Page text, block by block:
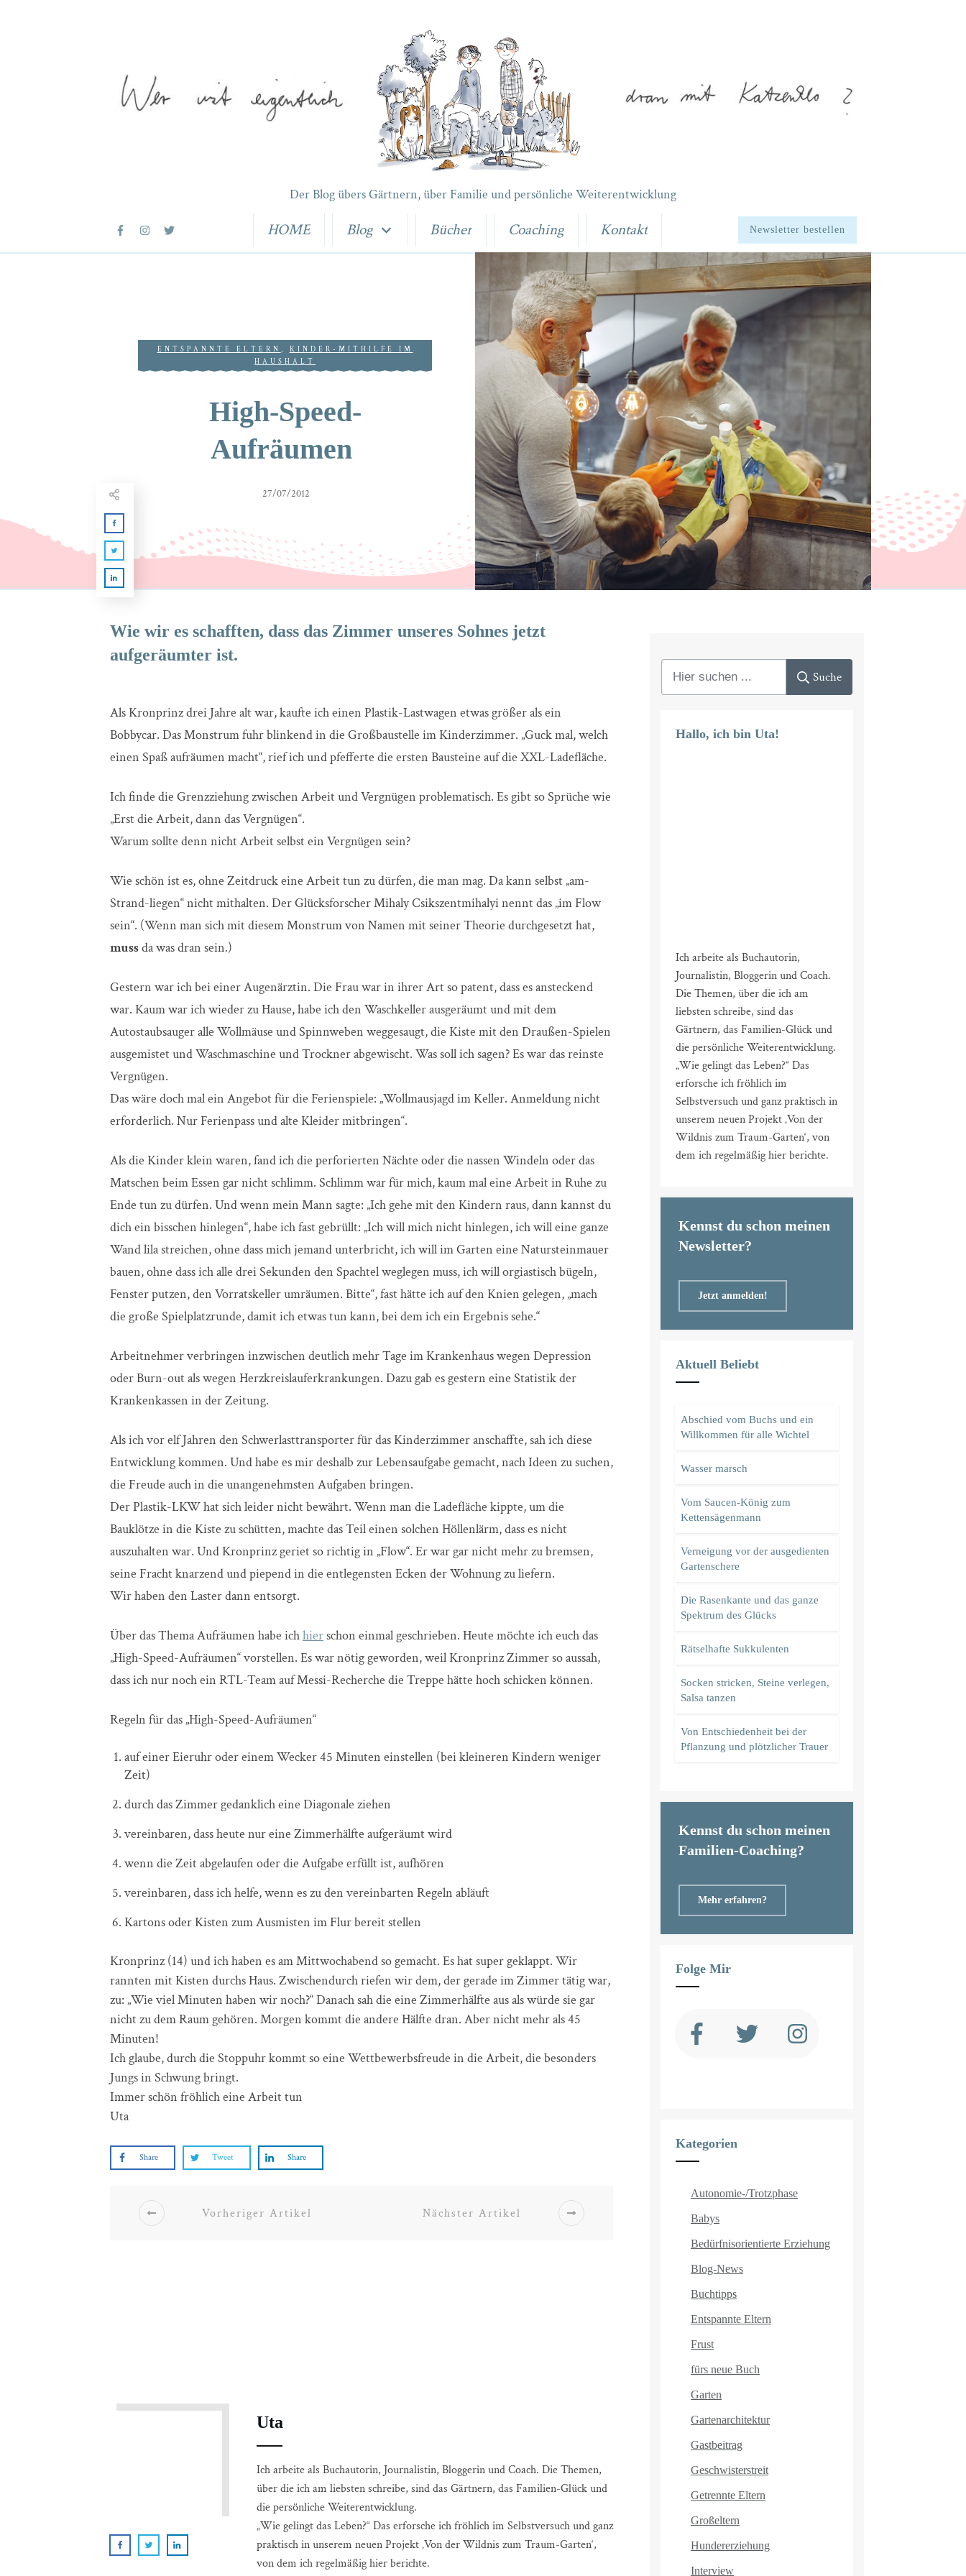
Der Blog übers Gärtnern, über Familie und persönliche Weiterentwicklung
HOME Blog Bücher Coaching Kontakt Newsletter bestellen
ENTSPANNTE ELTERN , KINDER-MITHILFE IM
HAUSHALT
High-Speed-
Aufräumen
27/07/2012
Wie wir es schafften, dass das Zimmer unseres Sohnes jetzt
aufgeräumter ist.
Als Kronprinz drei Jahre alt war, kaufte ich einen Plastik-Lastwagen etwas größer als ein
Bobbycar. Das Monstrum fuhr blinkend in die Großbaustelle im Kinderzimmer. „Guck mal, welch
einen Spaß aufräumen macht“, rief ich und pfefferte die ersten Bausteine auf die XXL-Ladefläche.
Ich finde die Grenzziehung zwischen Arbeit und Vergnügen problematisch. Es gibt so Sprüche wie
„Erst die Arbeit, dann das Vergnügen“.
Warum sollte denn nicht Arbeit selbst ein Vergnügen sein?
Wie schön ist es, ohne Zeitdruck eine Arbeit tun zu dürfen, die man mag. Da kann selbst „am-
Strand-liegen“ nicht mithalten. Der Glücksforscher Mihaly Csikszentmihalyi nennt das „im Flow
sein“. (Wenn man sich mit diesem Monstrum von Namen mit seiner Theorie durchgesetzt hat,
mussda was dran sein.)
Gestern war ich bei einer Augenärztin. Die Frau war in ihrer Art so patent, dass es ansteckend
war. Kaum war ich wieder zu Hause, habe ich den Waschkeller ausgeräumt und mit dem
Autostaubsauger alle Wollmäuse und Spinnweben weggesaugt, die Kiste mit den Draußen-Spielen
ausgemistet und Waschmaschine und Trockner abgewischt. Was soll ich sagen? Es war das reinste
Vergnügen.
Das wäre doch mal ein Angebot für die Ferienspiele: „Wollmausjagd im Keller. Anmeldung nicht
erforderlich. Nur Ferienpass und alte Kleider mitbringen“.
Als die Kinder klein waren, fand ich die perforierten Nächte oder die nassen Windeln oder das
Matschen beim Essen gar nicht schlimm. Schlimm war für mich, kaum mal eine Arbeit in Ruhe zu
Ende tun zu dürfen. Und wenn mein Mann sagte: „Ich gehe mit den Kindern raus, dann kannst du
dich ein bisschen hinlegen“, habe ich fast gebrüllt: „Ich will mich nicht hinlegen, ich will eine ganze
Wand lila streichen, ohne dass mich jemand unterbricht, ich will im Garten eine Natursteinmauer
bauen, ohne dass ich alle drei Sekunden den Spachtel weglegen muss, ich will orgiastisch bügeln,
Fenster putzen, den Vorratskeller umräumen. Bitte“, fast hätte ich auf den Knien gelegen, „mach
die große Spielplatzrunde, damit ich etwas tun kann, bei dem ich ein Ergebnis sehe.“
Arbeitnehmer verbringen inzwischen deutlich mehr Tage im Krankenhaus wegen Depression
oder Burn-out als wegen Herzkreislauferkrankungen. Dazu gab es gestern eine Statistik der
Krankenkassen in der Zeitung.
Als ich vor elf Jahren den Schwerlasttransporter für das Kinderzimmer anschaffte, sah ich diese
Entwicklung kommen. Und habe es mir deshalb zur Lebensaufgabe gemacht, nach Ideen zu suchen,
die Freude auch in die unangenehmsten Aufgaben bringen.
Der Plastik-LKW hat sich leider nicht bewährt. Wenn man die Ladefläche kippte, um die
Bauklötze in die Kiste zu schütten, machte das Teil einen solchen Höllenlärm, dass es nicht
auszuhalten war. Und Kronprinz geriet so richtig in „Flow“. Er war gar nicht mehr zu bremsen,
seine Fracht knarzend und piepend in die entlegensten Ecken der Wohnung zu liefern.
Wir haben den Laster dann entsorgt.
Über das Thema Aufräumen habe ichhierschon einmal geschrieben. Heute möchte ich euch das
„High-Speed-Aufräumen“ vorstellen. Es war nötig geworden, weil Kronprinz Zimmer so aussah,
dass ich nur noch ein RTL-Team auf Messi-Recherche die Treppe hätte hoch schicken können.
Regeln für das „High-Speed-Aufräumen“
auf einer Eieruhr oder einem Wecker 45 Minuten einstellen (bei kleineren Kindern weniger
Zeit)
durch das Zimmer gedanklich eine Diagonale ziehen
vereinbaren, dass heute nur eine Zimmerhälfte aufgeräumt wird
wenn die Zeit abgelaufen oder die Aufgabe erfüllt ist, aufhören
vereinbaren, dass ich helfe, wenn es zu den vereinbarten Regeln abläuft
Kartons oder Kisten zum Ausmisten im Flur bereit stellen
Kronprinz (14) und ich haben es am Mittwochabend so gemacht. Es hat super geklappt. Wir
rannten mit Kisten durchs Haus. Zwischendurch riefen wir dem, der gerade im Zimmer tätig war,
zu: „Wie viel Minuten haben wir noch?“ Danach sah die eine Zimmerhälfte aus als würde sie gar
nicht zu dem Raum gehören. Morgen kommt die andere Hälfte dran. Aber nicht mehr als 45
Minuten!
Ich glaube, durch die Stoppuhr kommt so eine Wettbewerbsfreude in die Arbeit, die besonders
Jungs in Schwung bringt.
Immer schön fröhlich eine Arbeit tun
Uta
Share Tweet Share
Vorheriger Artikel Nächster Artikel
Uta
Ich arbeite als Buchautorin, Journalistin, Bloggerin und Coach. Die Themen,
über die ich am liebsten schreibe, sind das Gärtnern, das Familien-Glück und
die persönliche Weiterentwicklung.
„Wie gelingt das Leben?“ Das erforsche ich fröhlich im Selbstversuch und ganz
praktisch in unserem neuen Projekt ‚Von der Wildnis zum Traum-Garten‘,
von dem ich regelmäßig hier berichte.
Suche
Hallo, ich bin Uta!
Ich arbeite als Buchautorin,
Journalistin, Bloggerin und Coach.
Die Themen, über die ich am
liebsten schreibe, sind das
Gärtnern, das Familien-Glück und
die persönliche Weiterentwicklung.
„Wie gelingt das Leben?“ Das
erforsche ich fröhlich im
Selbstversuch und ganz praktisch in
unserem neuen Projekt ‚Von der
Wildnis zum Traum-Garten‘, von
dem ich regelmäßig hier berichte.
Kennst du schon meinen
Newsletter?
Jetzt anmelden!
Aktuell Beliebt
Abschied vom Buchs und ein
Willkommen für alle Wichtel
Wasser marsch
Vom Saucen-König zum
Kettensägenmann
Verneigung vor der ausgedienten
Gartenschere
Die Rasenkante und das ganze
Spektrum des Glücks
Rätselhafte Sukkulenten
Socken stricken, Steine verlegen,
Salsa tanzen
Von Entschiedenheit bei der
Pflanzung und plötzlicher Trauer
Kennst du schon meinen
Familien-Coaching?
Mehr erfahren?
Folge Mir
Kategorien
Autonomie-/Trotzphase
Babys
Bedürfnisorientierte Erziehung
Blog-News
Buchtipps
Entspannte Eltern
Frust
fürs neue Buch
Garten
Gartenarchitektur
Gastbeitrag
Geschwisterstreit
Getrennte Eltern
Großeltern
Hundererziehung
Interview